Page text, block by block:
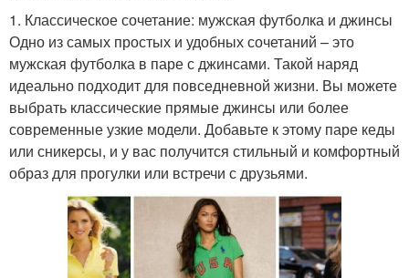
1. Классическое сочетание: мужская футболка и джинсы
Одно из самых простых и удобных сочетаний – это
мужская футболка в паре с джинсами. Такой наряд
идеально подходит для повседневной жизни. Вы можете
выбрать классические прямые джинсы или более
современные узкие модели. Добавьте к этому паре кеды
или сникерсы, и у вас получится стильный и комфортный
образ для прогулки или встречи с друзьями.